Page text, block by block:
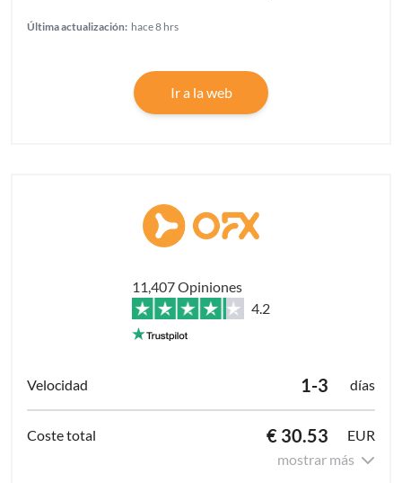
Última actualización: hace 8 hrs
Ir a la web
11,407 Opiniones
4.2
1-3 días
€ 30.53
EUR
mostrar más